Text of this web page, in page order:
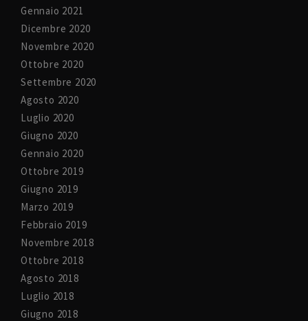
Gennaio 2021
Dicembre 2020
Novembre 2020
Ottobre 2020
Settembre 2020
Agosto 2020
Luglio 2020
Giugno 2020
Gennaio 2020
Ottobre 2019
Giugno 2019
Marzo 2019
Febbraio 2019
Novembre 2018
Ottobre 2018
Agosto 2018
Luglio 2018
Giugno 2018